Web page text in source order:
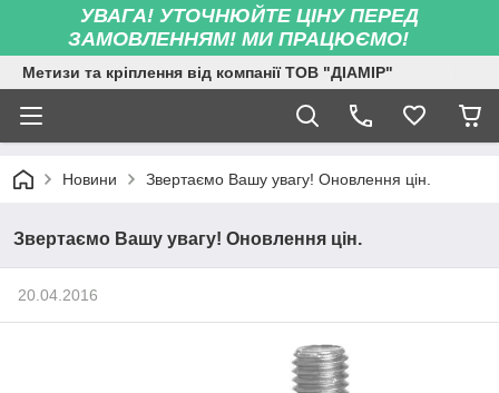
УВАГА! УТОЧНЮЙТЕ ЦІНУ ПЕРЕД
ЗАМОВЛЕННЯМ! МИ ПРАЦЮЄМО!
Метизи та кріплення від компанії ТОВ "ДІАМІР"
Новини Звертаємо Вашу увагу! Оновлення цін.
Звертаємо Вашу увагу! Оновлення цін.
20.04.2016